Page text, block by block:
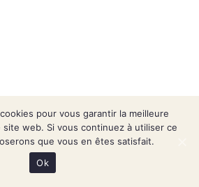
pour vous garantir la meilleure
web. Si vous continuez à utiliser ce
que vous en êtes satisfait.
Ok